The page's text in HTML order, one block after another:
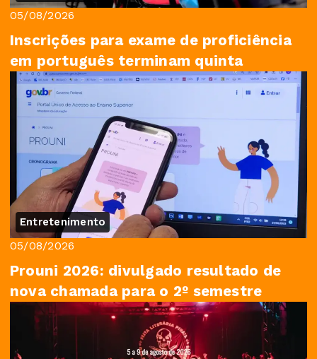
05/08/2026
Inscrições para exame de proficiência
em português terminam quinta
Entretenimento
05/08/2026
Prouni 2026: divulgado resultado de
nova chamada para o 2º semestre